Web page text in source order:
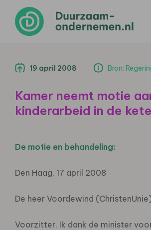
19 april 2008 Bron:
Kamer neemt motie
kinderarbeid in de
De motie en behandeling:
Den Haag, 17 april 2008
De heer Voordewind
Voorzitter. Ik dank de minister